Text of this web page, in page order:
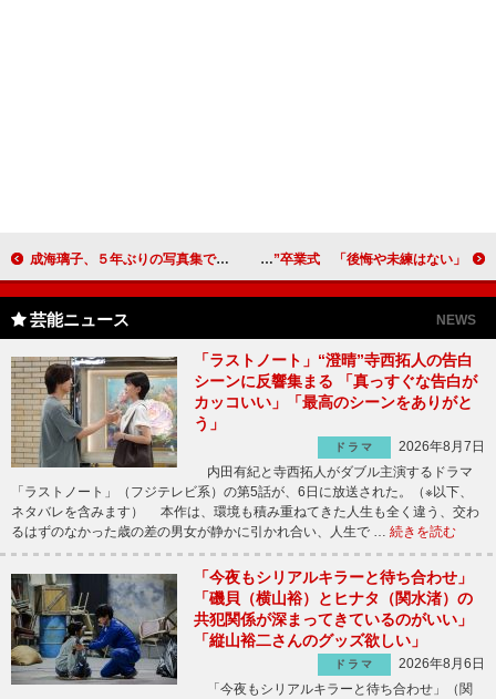
成海璃子、５年ぶりの写真集で水着姿も 「写真集は水着になった方がいい」 武井咲、涙の“セブンティーン”卒業式 「後悔や未練はない」
芸能ニュース NEWS
「ラストノート」“澄晴”寺西拓人の告白
シーンに反響集まる 「真っすぐな告白が
カッコいい」「最高のシーンをありがと
う」
ドラマ
2026年8月7日
内田有紀と寺西拓人がダブル主演するドラマ
「ラストノート」（フジテレビ系）の第5話が、6日に放送された。（※以下、
ネタバレを含みます） 本作は、環境も積み重ねてきた人生も全く違う、交わ
るはずのなかった歳の差の男女が静かに引かれ合い、人生で … 続きを読む
「今夜もシリアルキラーと待ち合わせ」
「磯貝（横山裕）とヒナタ（関水渚）の
共犯関係が深まってきているのがいい」
「縦山裕二さんのグッズ欲しい」
ドラマ
2026年8月6日
「今夜もシリアルキラーと待ち合わせ」（関